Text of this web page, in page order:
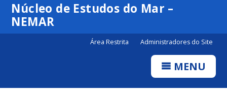
Canais
Núcleo de Estudos do Mar –
NEMAR
Área Restrita Administradores do Site
MENU